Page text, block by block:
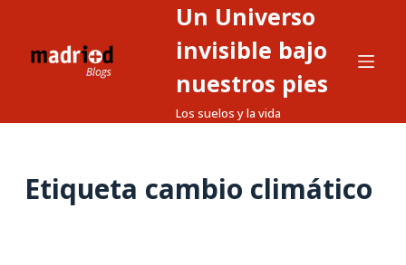
Un Universo
invisible bajo
nuestros pies
Los suelos y la vida
Etiqueta cambio climático